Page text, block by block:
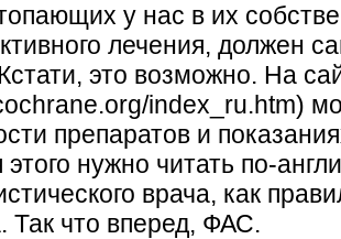
у нас в их
лечения, должен
это возможно. На
index_ru.htm)
препаратов и
нужно читать по-
врача, как
Так что вперед, ФАС.